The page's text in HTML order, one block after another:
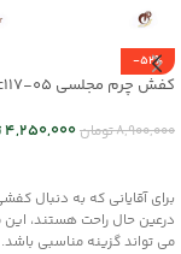
-52%
کفش چرم مجلسی mrc117-05
8,900,000تومان4,250,000
برای آقایانی که به دنبال
درعین حال راحت هستند،
می تواند گزینه مناسبی باشد.